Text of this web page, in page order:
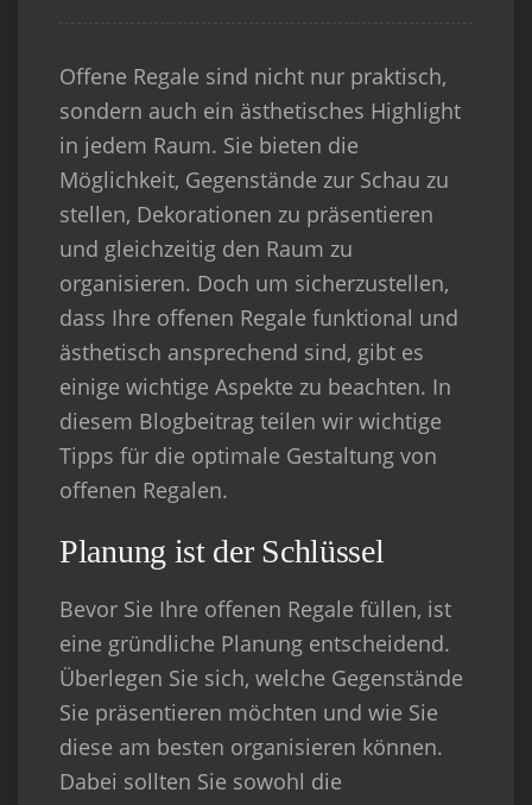
Offene Regale sind nicht nur praktisch,
sondern auch ein ästhetisches Highlight
in jedem Raum. Sie bieten die
Möglichkeit, Gegenstände zur Schau zu
stellen, Dekorationen zu präsentieren
und gleichzeitig den Raum zu
organisieren. Doch um sicherzustellen,
dass Ihre offenen Regale funktional und
ästhetisch ansprechend sind, gibt es
einige wichtige Aspekte zu beachten. In
diesem Blogbeitrag teilen wir wichtige
Tipps für die optimale Gestaltung von
offenen Regalen.
Planung ist der Schlüssel
Bevor Sie Ihre offenen Regale füllen, ist
eine gründliche Planung entscheidend.
Überlegen Sie sich, welche Gegenstände
Sie präsentieren möchten und wie Sie
diese am besten organisieren können.
Dabei sollten Sie sowohl die